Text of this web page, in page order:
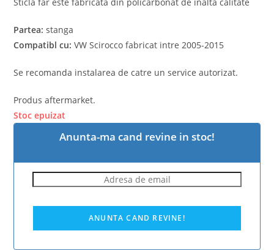
Partea: stanga
Compatibl cu: VW Scirocco fabricat intre 2005-2015
Se recomanda instalarea de catre un service autorizat.
Produs aftermarket.
Stoc epuizat
Anunta-ma cand revine in stoc!